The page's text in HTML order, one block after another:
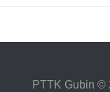
PTTK Gubin ©